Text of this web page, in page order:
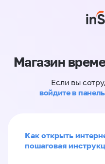
Магазин
Если вы
войдите в
Как открыть
пошаговая